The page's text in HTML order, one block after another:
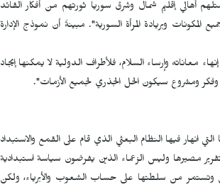
أهالي إقليم شمال وشرق سوريا ثورتهم من أفكار القائد
وبريادة المرأة السورية". مبينةً أن نموذج الإدارة
وإرساء السلام، فلأطراف الدولية لا يمكنها إيجاد
ومشروع سيكون الحل الجذري لجميع الأزمات".
انهار فيها النظام البعثي الذي قام على القمع والاستبداد
مصيرها وليس الزعماء الذين يفرضون سياسة استبدادية
وتستمر من سلطتها على حساب الشعوب والأبرياء، ولكن